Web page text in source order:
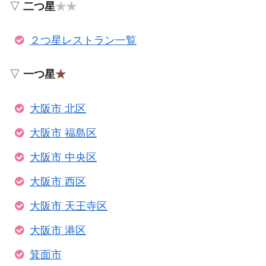
▽ 二つ星★★
２つ星レストラン一覧
▽ 一つ星★
大阪市 北区
大阪市 福島区
大阪市 中央区
大阪市 西区
大阪市 天王寺区
大阪市 港区
箕面市